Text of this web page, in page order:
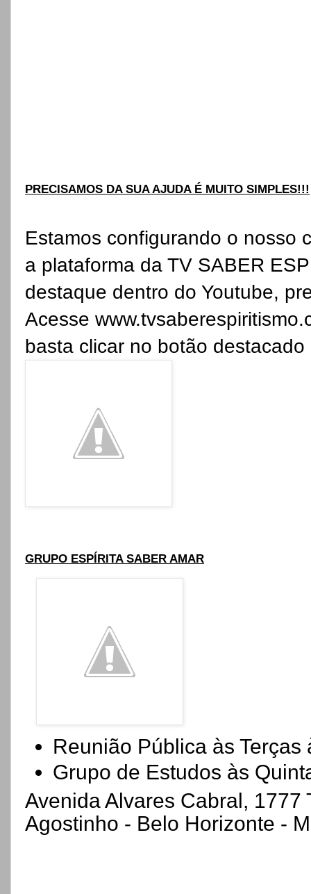
PRECISAMOS DA SUA AJUDA É MUITO SIMPLES!!!
Estamos configurando o nosso
a plataforma da TV SABER
destaque dentro do Youtube,
Acesse
basta clicar no botão destacado
GRUPO ESPÍRITA SABER AMAR
Reunião Pública às
Grupo de Estudos às
Avenida Alvares Cabral, 1777
Agostinho - Belo Horizonte -